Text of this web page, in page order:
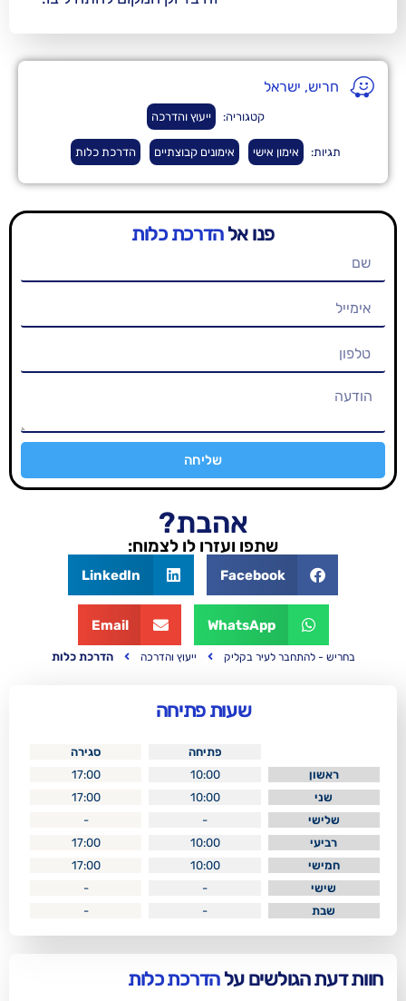
אימונים קבוצתיים הדרכת כלות
הדרכת כלות
שתפו ועזרו לו לצמוח:
LinkedIn
Email
לעיר בקליק ייעוץ והדרכה הדרכת כלות
סגירה
10:00
17:00
10:00
17:00
-
-
10:00
17:00
10:00
17:00
-
-
-
-
עלהדרכת כלות